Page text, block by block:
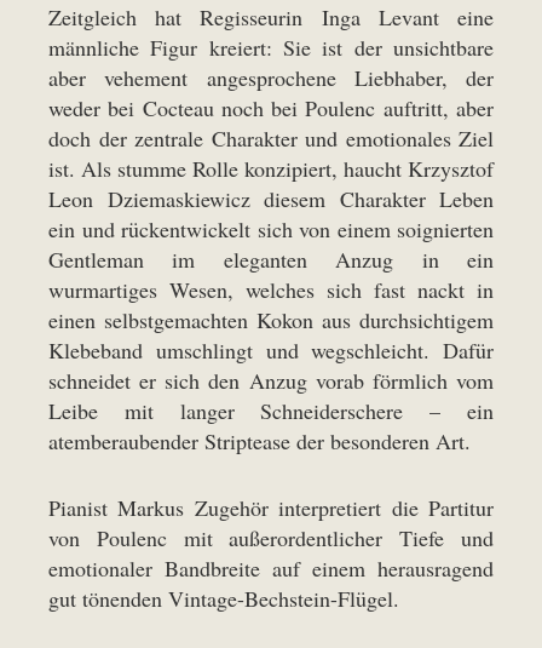
Zeitgleich hat Regisseurin Inga Levant eine
männliche Figur kreiert: Sie ist der unsichtbare
aber vehement angesprochene Liebhaber, der
weder bei Cocteau noch bei Poulenc auftritt, aber
doch der zentrale Charakter und emotionales Ziel
ist. Als stumme Rolle konzipiert, haucht Krzysztof
Leon Dziemaskiewicz diesem Charakter Leben
ein und rückentwickelt sich von einem soignierten
Gentleman im eleganten Anzug in ein
wurmartiges Wesen, welches sich fast nackt in
einen selbstgemachten Kokon aus durchsichtigem
Klebeband umschlingt und wegschleicht. Dafür
schneidet er sich den Anzug vorab förmlich vom
Leibe mit langer Schneiderschere – ein
atemberaubender Striptease der besonderen Art.
Pianist Markus Zugehör interpretiert die Partitur
von Poulenc mit außerordentlicher Tiefe und
emotionaler Bandbreite auf einem herausragend
gut tönenden Vintage-Bechstein-Flügel.